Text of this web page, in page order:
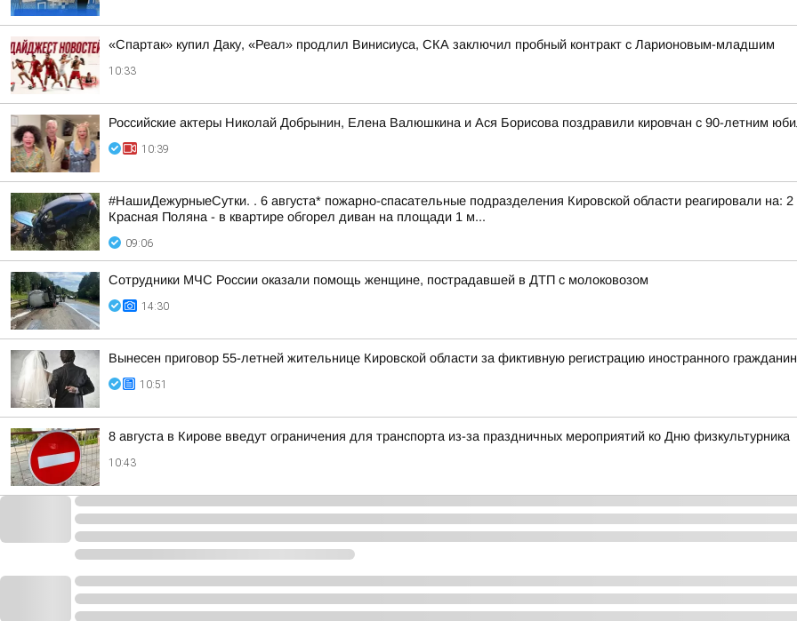
«Спартак» купил Даку, «Реал» продлил Винисиуса, СКА заключил пробный контракт с Ларионовым-младшим
10:33
Российские актеры Николай Добрынин, Елена Валюшкина и Ася Борисова поздравили кировчан с 90-летним
10:39
#НашиДежурныеСутки. . 6 августа* пожарно-спасательные подразделения Кировской области реагировали на: 2
Красная Поляна - в квартире обгорел диван на площади 1 м...
09:06
Сотрудники МЧС России оказали помощь женщине, пострадавшей в ДТП с молоковозом
14:30
Вынесен приговор 55-летней жительнице Кировской области за фиктивную регистрацию иностранного
10:51
8 августа в Кирове введут ограничения для транспорта из-за праздничных мероприятий ко Дню физкультурника
10:43